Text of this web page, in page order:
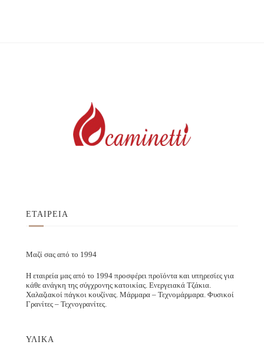
ΕΤΑΙΡΕΙΑ
Μαζί σας από το 1994
Η εταιρεία μας από το 1994 προσφέρει προϊόντα και υπηρεσίες για
κάθε ανάγκη της σύγχρονης κατοικίας. Ενεργειακά Τζάκια.
Χαλαζιακοί πάγκοι κουζίνας. Μάρμαρα – Τεχνομάρμαρα. Φυσικοί
Γρανίτες – Τεχνογρανίτες.
ΥΛΙΚΑ